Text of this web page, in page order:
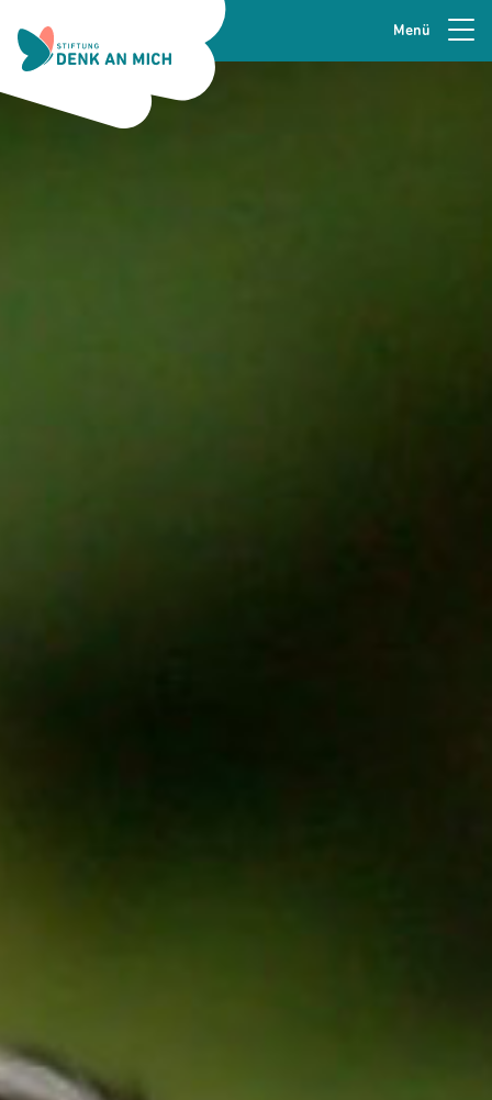
Zur Navigation springen
Zum Hauptinhalt springen
Seitenkopfzeile
Menü